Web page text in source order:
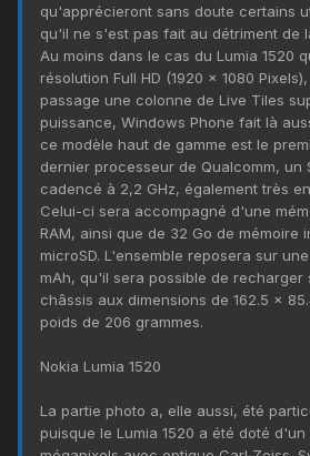
qu'apprécieront sans doute certains
qu'il ne s'est pas fait au détriment de
Au moins dans le cas du Lumia 1520
résolution Full HD (1920 x 1080
passage une colonne de Live Tiles
puissance, Windows Phone fait là
ce modèle haut de gamme est le
dernier processeur de Qualcomm, un
cadencé à 2,2 GHz, également très
Celui-ci sera accompagné d'une
RAM, ainsi que de 32 Go de mémoire
microSD. L'ensemble reposera sur
mAh, qu'il sera possible de recharger
châssis aux dimensions de 162.5 x
poids de 206 grammes.
Nokia Lumia 1520
La partie photo a, elle aussi, été
puisque le Lumia 1520 a été doté d'un